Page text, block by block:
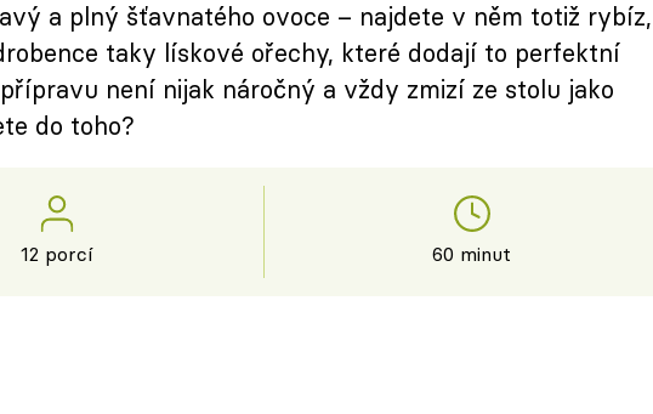
a plný šťavnatého ovoce – najdete v něm totiž rybíz,
taky lískové ořechy, které dodají to perfektní
není nijak náročný a vždy zmizí ze stolu jako
do toho?
12 porcí 60 minut